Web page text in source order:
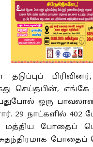
செய்தபின், எங்கே
ஒரு
29 நாட்களில் 402
போதைப்